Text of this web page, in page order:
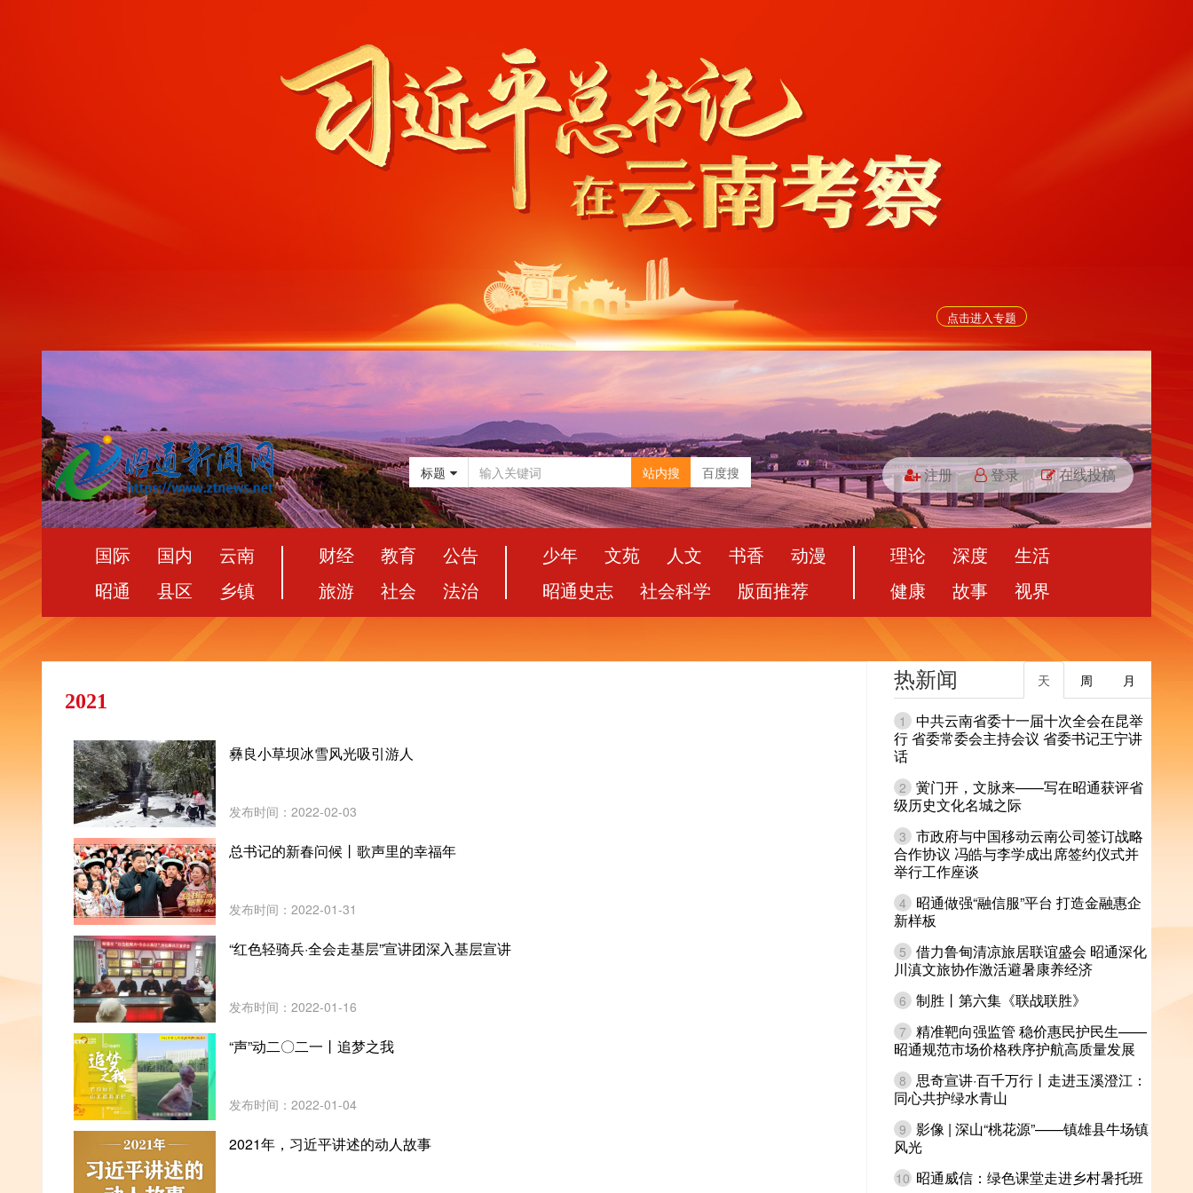
点击进入专题
标题 站内搜 百度搜 注册 登录 在线投稿
国际 国内
云南
昭通
县区 乡镇
财经 教育
公告
旅游
社会 法治
少年 文苑 人文 书香
动漫
昭通史志
社会科学 版面推荐
理论 深度
生活
健康
故事 视界
2021
彝良小草坝冰雪风光吸引游人
发布时间：2022-02-03
总书记的新春问候丨歌声里的幸福年
发布时间：2022-01-31
“红色轻骑兵·全会走基层”宣讲团深入基层宣讲
发布时间：2022-01-16
“声”动二〇二一丨追梦之我
发布时间：2022-01-04
2021年，习近平讲述的动人故事
热新闻 月
周
天
1
中共云南省委十一届十次全会在昆举
行 省委常委会主持会议 省委书记王宁讲
话
2 黉门开，文脉来——写在昭通获评省
级历史文化名城之际
3 市政府与中国移动云南公司签订战略
合作协议 冯皓与李学成出席签约仪式并
举行工作座谈
4
昭通做强“融信服”平台 打造金融惠企
新样板
5 借力鲁甸清凉旅居联谊盛会 昭通深化
川滇文旅协作激活避暑康养经济
6 制胜丨第六集《联战联胜》
7 精准靶向强监管 稳价惠民护民生——
昭通规范市场价格秩序护航高质量发展
8 思奇宣讲·百千万行丨走进玉溪澄江：
同心共护绿水青山
9 影像 | 深山“桃花源”——镇雄县牛场镇
风光
10 昭通威信：绿色课堂走进乡村暑托班